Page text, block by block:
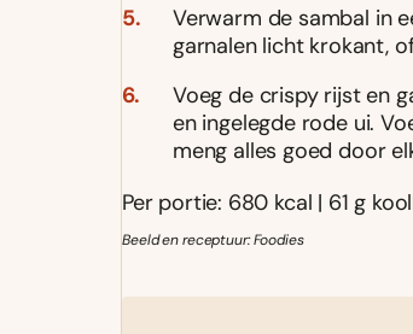
Verwarm de sambal in
garnalen licht krokant,
Voeg de crispy rijst en
en ingelegde rode ui.
meng alles goed door
Per portie: 680 kcal | 61 g
Beeld en receptuur: Foodies